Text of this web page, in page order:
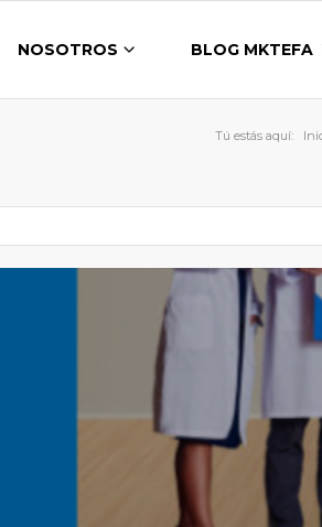
NOSOTROS BLOG MKTEFA
Tú estás aquí: